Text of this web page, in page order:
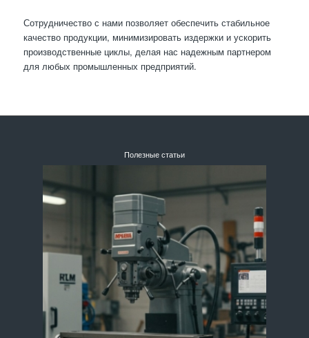
Сотрудничество с нами позволяет обеспечить стабильное
качество продукции, минимизировать издержки и ускорить
производственные циклы, делая нас надежным партнером
для любых промышленных предприятий.
Полезные статьи